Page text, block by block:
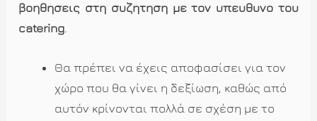
βοηθήσεις στη συζήτηση με τον υπεύθυνο του
catering.
Θα πρέπει να έχεις αποφασίσει για τον
χώρο που θα γίνει η δεξίωση, καθώς από
αυτόν κρίνονται πολλά σε σχέση με το